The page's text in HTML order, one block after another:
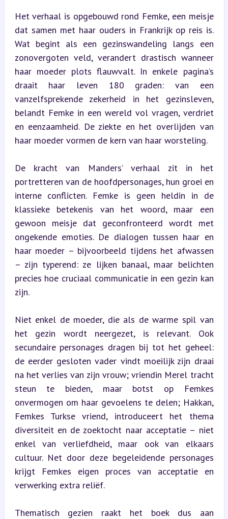
Het verhaal is opgebouwd rond Femke, een meisje
dat samen met haar ouders in Frankrijk op reis is.
Wat begint als een gezinswandeling langs een
zonovergoten veld, verandert drastisch wanneer
haar moeder plots flauwvalt. In enkele pagina’s
draait haar leven 180 graden: van een
vanzelfsprekende zekerheid in het gezinsleven,
belandt Femke in een wereld vol vragen, verdriet
en eenzaamheid. De ziekte en het overlijden van
haar moeder vormen de kern van haar worsteling.
De kracht van Manders’ verhaal zit in het
portretteren van de hoofdpersonages, hun groei en
interne conflicten. Femke is geen heldin in de
klassieke betekenis van het woord, maar een
gewoon meisje dat geconfronteerd wordt met
ongekende emoties. De dialogen tussen haar en
haar moeder – bijvoorbeeld tijdens het afwassen
– zijn typerend: ze lijken banaal, maar belichten
precies hoe cruciaal communicatie in een gezin kan
zijn.
Niet enkel de moeder, die als de warme spil van
het gezin wordt neergezet, is relevant. Ook
secundaire personages dragen bij tot het geheel:
de eerder gesloten vader vindt moeilijk zijn draai
na het verlies van zijn vrouw; vriendin Merel tracht
steun te bieden, maar botst op Femkes
onvermogen om haar gevoelens te delen; Hakkan,
Femkes Turkse vriend, introduceert het thema
diversiteit en de zoektocht naar acceptatie – niet
enkel van verliefdheid, maar ook van elkaars
cultuur. Net door deze begeleidende personages
krijgt Femkes eigen proces van acceptatie en
verwerking extra reliëf.
Thematisch gezien raakt het boek dus aan